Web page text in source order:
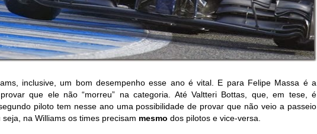
inclusive, um bom desempenho esse ano é vital. E para Felipe Massa é a
que ele não “morreu” na categoria. Até Valtteri Bottas, que, em tese, é
piloto tem nesse ano uma possibilidade de provar que não veio a passeio
seja, na Williams os times precisam mesmo dos pilotos e vice-versa.